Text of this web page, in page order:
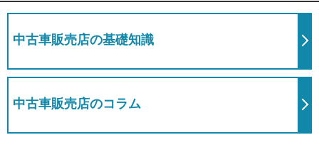
中古車販売店の基礎知識
中古車販売店のコラム